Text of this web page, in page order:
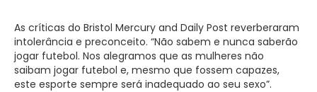
As críticas do Bristol Mercury and Daily Post reverberaram
intolerância e preconceito. “Não sabem e nunca saberão
jogar futebol. Nos alegramos que as mulheres não
saibam jogar futebol e, mesmo que fossem capazes,
este esporte sempre será inadequado ao seu sexo”.